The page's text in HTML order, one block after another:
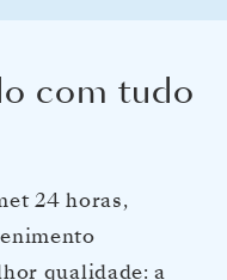
com tudo
24 horas,
qualidade: a